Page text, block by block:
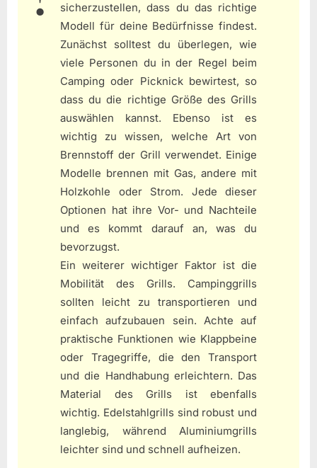
sicherzustellen, dass du das richtige
Modell für deine Bedürfnisse findest.
Zunächst solltest du überlegen, wie
viele Personen du in der Regel beim
Camping oder Picknick bewirtest, so
dass du die richtige Größe des Grills
auswählen kannst. Ebenso ist es
wichtig zu wissen, welche Art von
Brennstoff der Grill verwendet. Einige
Modelle brennen mit Gas, andere mit
Holzkohle oder Strom. Jede dieser
Optionen hat ihre Vor- und Nachteile
und es kommt darauf an, was du
bevorzugst.
Ein weiterer wichtiger Faktor ist die
Mobilität des Grills. Campinggrills
sollten leicht zu transportieren und
einfach aufzubauen sein. Achte auf
praktische Funktionen wie Klappbeine
oder Tragegriffe, die den Transport
und die Handhabung erleichtern. Das
Material des Grills ist ebenfalls
wichtig. Edelstahlgrills sind robust und
langlebig, während Aluminiumgrills
leichter sind und schnell aufheizen.